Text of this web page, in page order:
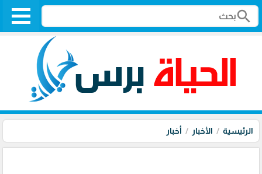
search
الرئيسية الأخبار أخبار